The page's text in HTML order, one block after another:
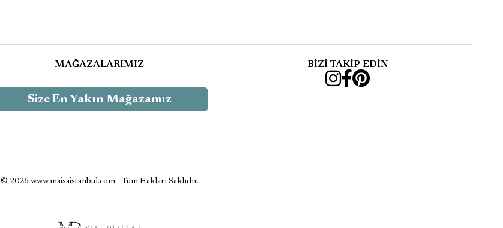
MAĞAZALARIMIZ
Size En Yakın Mağazamız
BİZİ TAKİP EDİN
© 2026 www.maisaistanbul.com - Tüm Hakları Saklıdır.